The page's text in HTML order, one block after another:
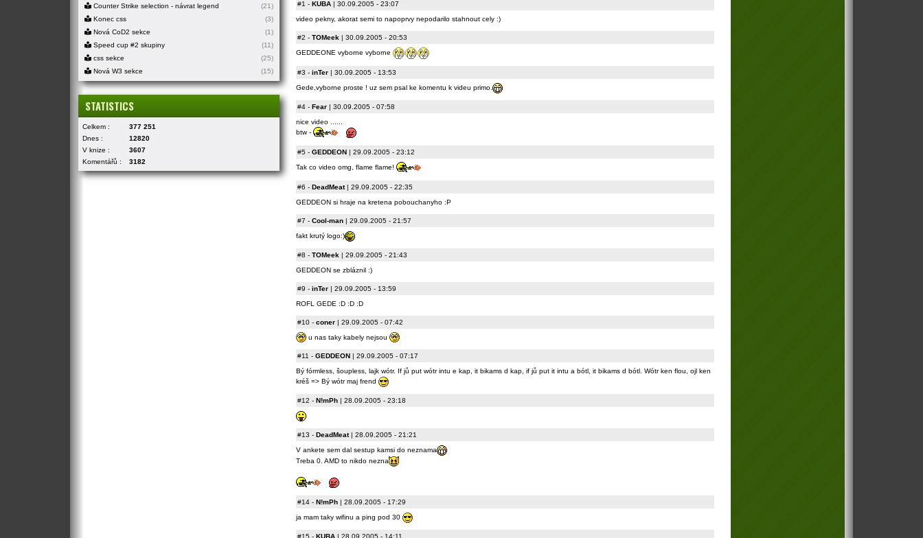
Counter Strike selection - návrat legend
(21)
Konec css
(3)
Nová CoD2 sekce
(1)
Speed cup #2 skupiny
(11)
css sekce
(25)
Nová W3 sekce
(15)
STATISTICS
Celkem :
377 251
Dnes :
12820
V knize :
3607
Komentářů :
3182
#1 - KUBA| 30.09.2005 - 23:07
video pekny, akorat semi to napoprvy nepodarilo stahnout cely :)
#2 - TOMeek| 30.09.2005 - 20:53
GEDDEONE vyborne vyborne
#3 - inTer| 30.09.2005 - 13:53
Gede,vyborne proste ! uz sem psal ke komentu k videu primo.
#4- Fear| 30.09.2005 - 07:58
nice video ......
btw -
#5- GEDDEON| 29.09.2005 - 23:12
Tak co video omg, flame flame!
#6 - DeadMeat| 29.09.2005 - 22:35
GEDDEON si hraje na kretena pobouchanyho :P
#7 - Cool-man| 29.09.2005 - 21:57
fakt krutý logo:)
#8 - TOMeek| 29.09.2005 - 21:43
GEDDEON se zbláznil :)
#9 - inTer| 29.09.2005 - 13:59
ROFL GEDE :D :D :D
#10- coner| 29.09.2005 - 07:42
u nas taky kabely nejsou
#11 - GEDDEON | 29.09.2005 - 07:17
Bý fórmless, šoupless, lajk wótr. If jů put wótr intu e kap, it bikams d kap, if jů put it intu a bótl, it bikams d bótl. Wótr ken flou, ojl ken
kréš => Bý wótr maj frend
#12 - N!mPh| 28.09.2005 - 23:18
#13 - DeadMeat| 28.09.2005 - 21:21
V ankete sem dal sestup kamsi do neznama
Treba 0. AMD to nikdo nezna
#14- N!mPh| 28.09.2005 - 17:29
ja mam taky wifinu a ping pod 30
#15- KUBA| 28.09.2005 - 14:11